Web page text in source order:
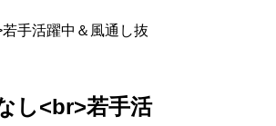
手活躍中＆風通し抜
し<br>若手活